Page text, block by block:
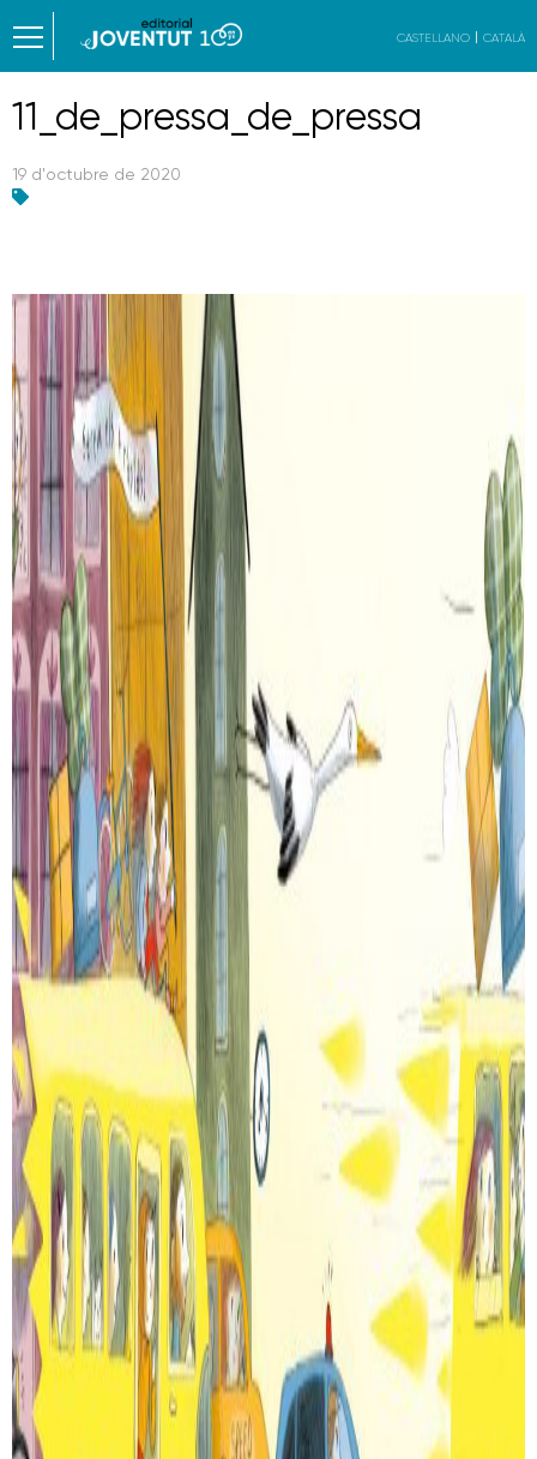
CASTELLANO CATALÀ
11_de_pressa_de_pressa
19 d'octubre de 2020